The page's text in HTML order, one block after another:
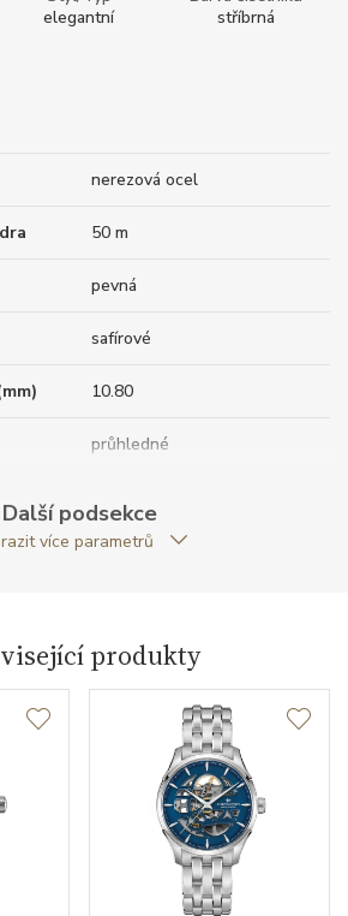
elegantní
stříbrná
nerezová ocel
50 m
pevná
safírové
10.80
průhledné
kulatý
H-10 Hamilton
automatický nátah
Další podsekce
více parametrů
produkty